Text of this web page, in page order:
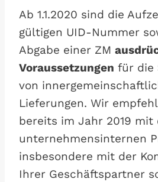
Ab 1.1.2020 sind die
gültigen UID-Nummer
Abgabe einer ZM
Voraussetzungen für die
von
Lieferungen. Wir
bereits im Jahr 2019 mit
unternehmensinternen
insbesondere mit der
Ihrer Geschäftspartner